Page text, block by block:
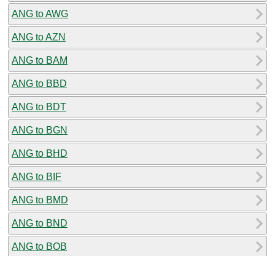
ANG to AWG
ANG to AZN
ANG to BAM
ANG to BBD
ANG to BDT
ANG to BGN
ANG to BHD
ANG to BIF
ANG to BMD
ANG to BND
ANG to BOB